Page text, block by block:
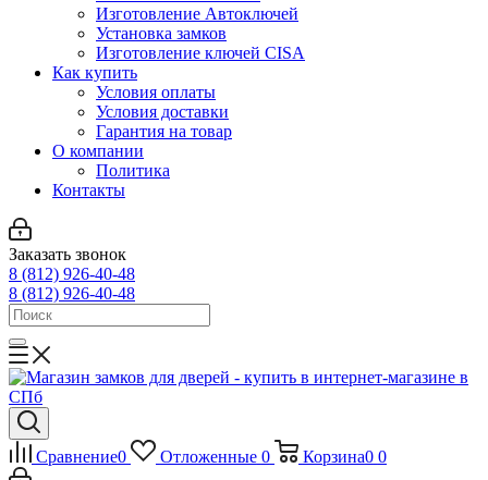
Изготовление Автоключей
Установка замков
Изготовление ключей CISA
Как купить
Условия оплаты
Условия доставки
Гарантия на товар
О компании
Политика
Контакты
Заказать звонок
8 (812) 926-40-48
8 (812) 926-40-48
Сравнение0 Отложенные 0 Корзина0 0